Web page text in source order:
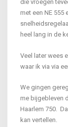
die vroegen
met een NE
heel lang in de
Veel later wees
waar ik via via
We gingen
me bijgebleven
Haarlem 750.
kan vertellen.